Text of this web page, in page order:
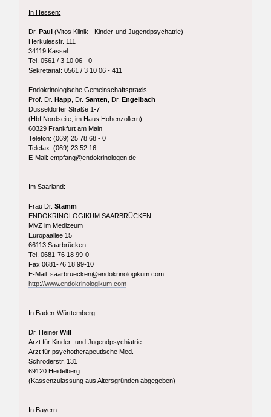
In Hessen:
Dr.Paul (Vitos Klinik - Kinder-und Jugendpsychatrie)
Herkulesstr. 111
34119 Kassel
Tel. 0561 / 3 10 06 - 0
Sekretariat: 0561 / 3 10 06 - 411
Endokrinologische Gemeinschaftspraxis
Prof. Dr.Happ , Dr.Santen , Dr.Engelbach
Düsseldorfer Straße 1-7
(Hbf Nordseite, im Haus Hohenzollern)
60329 Frankfurt am Main
Telefon: (069) 25 78 68 - 0
Telefax: (069) 23 52 16
E-Mail: empfang@endokrinologen.de
Im Saarland:
Frau Dr.Stamm
ENDOKRINOLOGIKUM SAARBRÜCKEN
MVZ im Medizeum
Europaallee 15
66113 Saarbrücken
Tel. 0681-76 18 99-0
Fax 0681-76 18 99-10
E-Mail: saarbruecken@endokrinologikum.com
http://www.endokrinologikum.com
In Baden-Württemberg:
Dr. HeinerWill
Arzt für Kinder- und Jugendpsychiatrie
Arzt für psychotherapeutische Med.
Schröderstr. 131
69120 Heidelberg
(Kassenzulassung aus Altersgründen abgegeben)
In Bayern: